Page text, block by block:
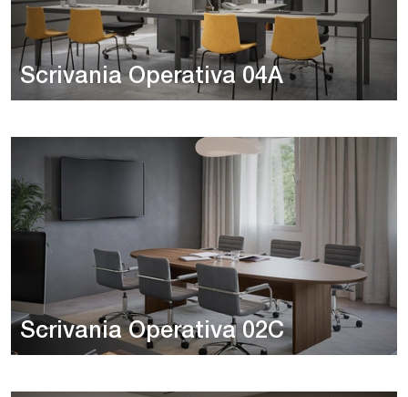
Scrivania Operativa 04A
Scrivania Operativa 02C